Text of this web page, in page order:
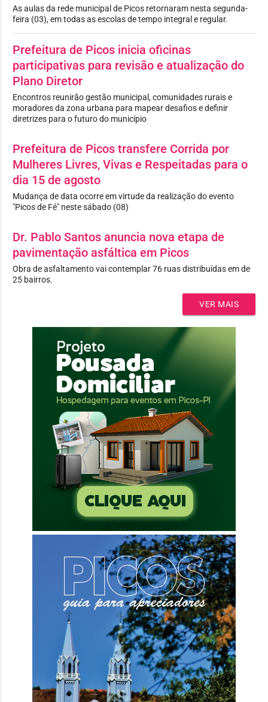
As aulas da rede municipal de Picos retornaram nesta segunda-
feira (03), em todas as escolas de tempo integral e regular.
Prefeitura de Picos inicia oficinas
participativas para revisão e atualização do
Plano Diretor
Encontros reunirão gestão municipal, comunidades rurais e
moradores da zona urbana para mapear desafios e definir
diretrizes para o futuro do município
Prefeitura de Picos transfere Corrida por
Mulheres Livres, Vivas e Respeitadas para o
dia 15 de agosto
Mudança de data ocorre em virtude da realização do evento
"Picos de Fé" neste sábado (08)
Dr. Pablo Santos anuncia nova etapa de
pavimentação asfáltica em Picos
Obra de asfaltamento vai contemplar 76 ruas distribuídas em de
25 bairros.
VER MAIS